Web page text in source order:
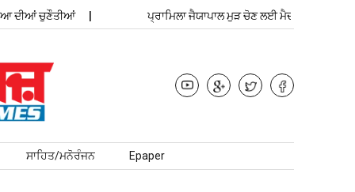
ਚੁਣੌਤੀਆਂ ਪ੍ਰਾਮਿਲਾ ਜੈਯਾਪਾਲ ਮੁੜ ਚੋਣ ਲਈ ਮੈਦਾਨ ਵਿੱਚ ਨਿਤਰੀ
ਸਾਹਿਤ/ਮਨੋਰੰਜਨ Epaper